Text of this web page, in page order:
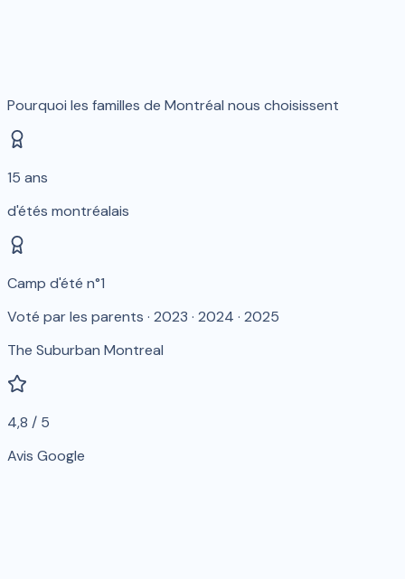
Pourquoi les familles de Montréal nous choisissent
15 ans
d'étés montréalais
Camp d'été n°1
Voté par les parents · 2023 · 2024 · 2025
The Suburban Montreal
4,8 / 5
Avis Google